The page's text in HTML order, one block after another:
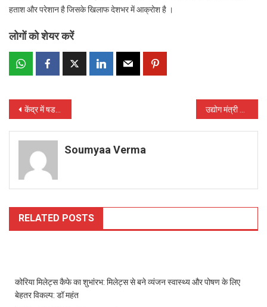
हताश और परेशान है जिसके खिलाफ देशभर में आक्रोश है ।
लोगों को शेयर करें
Post
navigation
केंद्र में षडयंत्रकारियों की सरकार मुख्यमंत्री के द्वारा फोन टेपिंग के आरोप गम्भीर : कांग्रेस
Soumyaa Verma
RELATED POSTS
कोरिया मिलेट्स कैफे का शुभांरभ: मिलेट्स से बने व्यंजन स्वास्थ्य और पोषण के लिए
बेहतर विकल्प: डॉ महंत